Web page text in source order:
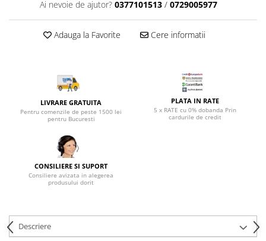
Top saltele 10 cm
Top saltele memory 5 cm
Saltele cu plasa de arcuri
Scaune manager
Mobila bucatarie
Seturi mese si scaune bucatarie
Mobilier hol
Mobila hol
Suporturi si rafturi pantofi
Portmantouri
Pantofare
Seturi mobilier hol
Suport pentru umerase
Etajere
Ai nevoie de ajutor? 0377101513 / 0729005977
Adauga la Favorite Cere informatii
LIVRARE GRATUITA
Pentru comenzile de peste 1500 lei
pentru Bucuresti
PLATA IN RATE
5 x RATE cu 0% dobanda Prin
cardurile de credit
CONSILIERE SI SUPORT
Consiliere avizata in alegerea
produsului dorit
Descriere